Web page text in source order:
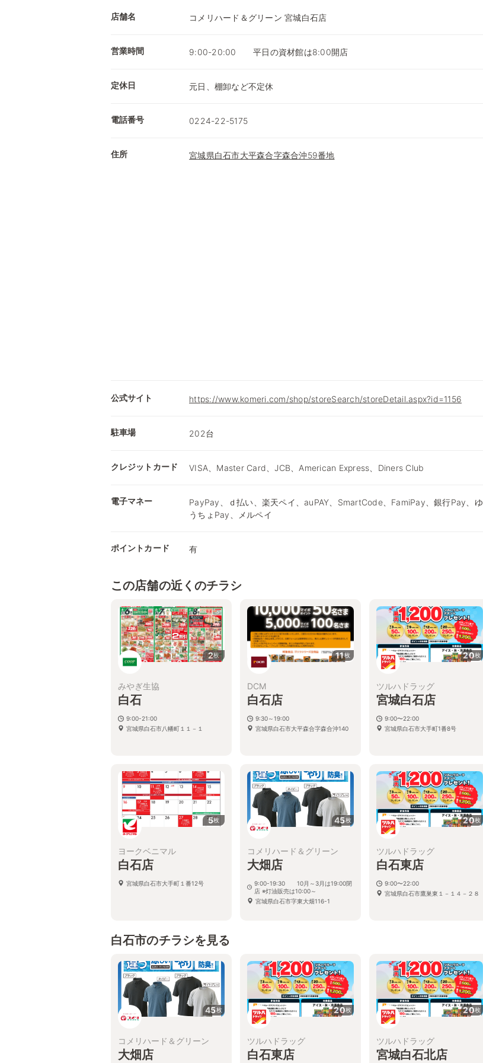
店舗名 コメリハード＆グリーン 宮城白石店
営業時間 9:00-20:00 平日の資材館は8:00開店
定休日 元日、棚卸など不定休
電話番号 0224-22-5175
住所 宮城県白石市大平森合字森合沖59番地
公式サイト https://www.komeri.com/shop/storeSearch/storeDetail.aspx?id=1156
駐車場 202台
クレジットカード VISA、Master Card、JCB、American Express、Diners Club
電子マネー
PayPay、ｄ払い、楽天ペイ、auPAY、SmartCode、FamiPay、銀行Pay、ゆ
うちょPay、メルペイ
ポイントカード 有
この店舗の近くのチラシ
2枚
みやぎ生協
白石
9:00-21:00
宮城県白石市八幡町１１－１
11枚
DCM
白石店
9:30～19:00
宮城県白石市大平森合字森合沖140
20枚
ツルハドラッグ
宮城白石店
9:00〜22:00
宮城県白石市大手町1番8号
5枚
ヨークベニマル
白石店
宮城県白石市大手町１番12号
45枚
コメリハード＆グリーン
大畑店
9:00-19:30 10月～3月は19:00閉
店 ※灯油販売は10:00～
宮城県白石市字東大畑116-1
20枚
ツルハドラッグ
白石東店
9:00〜22:00
宮城県白石市鷹巣東１－１４－２８
白石市のチラシを見る
45枚
コメリハード＆グリーン
大畑店
20枚
ツルハドラッグ
白石東店
20枚
ツルハドラッグ
宮城白石北店